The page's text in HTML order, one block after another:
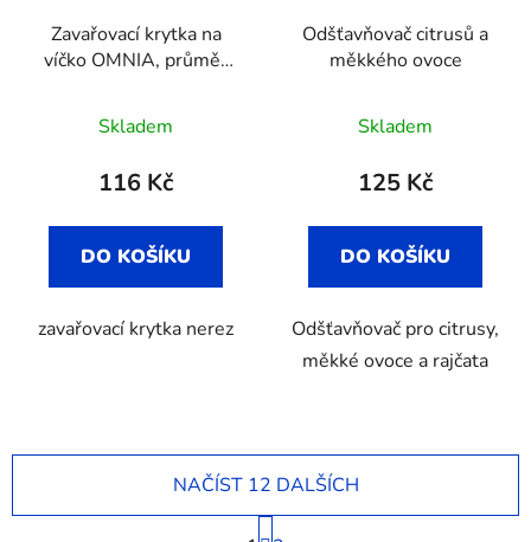
Zavařovací krytka na
víčko OMNIA, průměr
Skladem
116 Kč
DO KOŠÍKU
zavařovací krytka nerez
Odšťavňovač citrusů a
měkkého ovoce
Skladem
125 Kč
DO KOŠÍKU
Odšťavňovač pro citrusy,
měkké ovoce a rajčata
NAČÍST 12 DALŠÍCH
S